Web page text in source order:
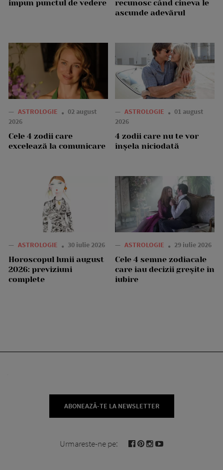
impun punctul de vedere
recunosc când cineva le
ascunde adevărul
— ASTROLOGIE
02 august
2026
Cele 4 zodii care
excelează la comunicare
— ASTROLOGIE
01 august
2026
4 zodii care nu te vor
înșela niciodată
— ASTROLOGIE 30 iulie 2026
Horoscopul lunii august
2026: previziuni
complete
— ASTROLOGIE 29 iulie 2026
Cele 4 semne zodiacale
care iau decizii greșite în
iubire
ABONEAZĂ-TE LA NEWSLETTER
Urmareste-ne pe: